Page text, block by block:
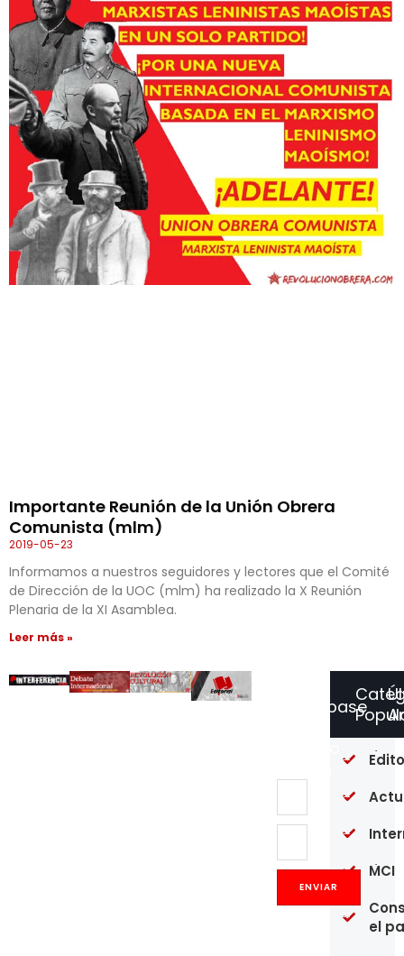
Importante Reunión de la Unión Obrera
Comunista (mlm)
2019-05-23
Informamos a nuestros seguidores y lectores que el Comité
de Dirección de la UOC (mlm) ha realizado la X Reunión
Plenaria de la XI Asamblea.
Leer más »
MCI
el
Suscríbase
ENVIAR